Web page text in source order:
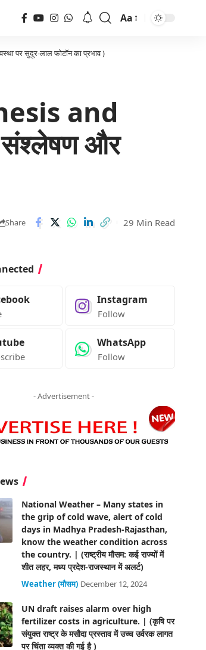
Aa
पर सुदूर-लाल फोटॉन का प्रभाव )
and
संश्लेषण और
Share 29 Min Read
Instagram
Follow
WhatsApp
Follow
- Advertisement -
National Weather – Many states in
the grip of cold wave, alert of cold
days in Madhya Pradesh-Rajasthan,
know the weather condition across
the country. | (राष्ट्रीय मौसम: कई राज्यों में
शीत लहर, मध्य प्रदेश-राजस्थान में अलर्ट)
Weather (मौसम) December 12, 2024
UN draft raises alarm over high
fertilizer costs in agriculture. | (कृषि पर
संयुक्त राष्ट्र के मसौदा प्रस्ताव में उच्च उर्वरक लागत
पर चिंता व्यक्त की गई है )